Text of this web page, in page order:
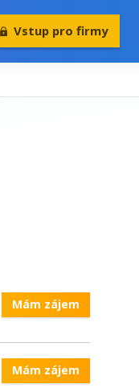
Vstup pro firmy
Mám zájem
Mám zájem